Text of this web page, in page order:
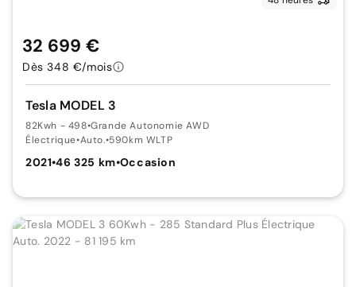
Tesla MODEL 3
82Kwh - 498•Grande Autonomie AWD
Électrique•Auto.•590km WLTP
2021•46 325 km•Occasion
32 699 €
Dès 348 €/mois